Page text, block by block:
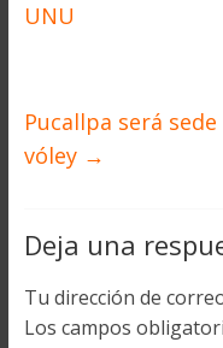
UNU
Pucallpa será
vóley →
Deja una
Tu dirección de
Los campos